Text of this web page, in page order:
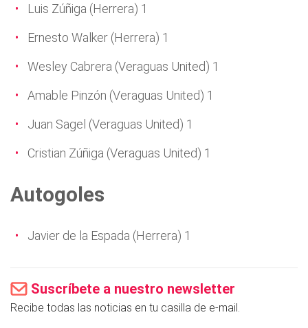
Luis Zúñiga (Herrera) 1
Ernesto Walker (Herrera) 1
Wesley Cabrera (Veraguas United) 1
Amable Pinzón (Veraguas United) 1
Juan Sagel (Veraguas United) 1
Cristian Zúñiga (Veraguas United) 1
Autogoles
Javier de la Espada (Herrera) 1
Suscríbete a nuestro newsletter
Recibe todas las noticias en tu casilla de e-mail.